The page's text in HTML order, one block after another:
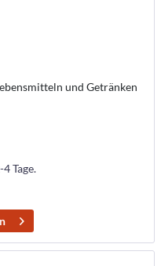
und Getränken
Tage.